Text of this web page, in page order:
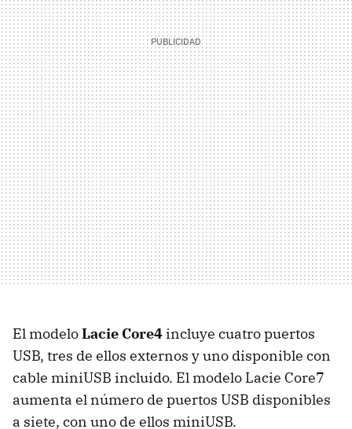
El modeloLacie Core4 incluye cuatro puertos
USB, tres de ellos externos y uno disponible con
cable miniUSB incluido. El modelo Lacie Core7
aumenta el número de puertos USB disponibles
a siete, con uno de ellos miniUSB.